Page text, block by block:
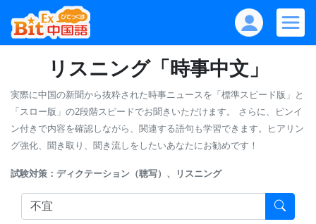
リスニング「時事中文」
実際に中国の新聞から抜粋された時事ニュースを「標準スピード版」と
「スロー版」の2段階スピードでお聞きいただけます。
さらに、ピンイ
ン付きで内容を確認しながら、関連する語句も学習できます。ヒアリン
グ強化、聞き取り、聞き流しをしたいあなたにお勧めです！
試験対策：ディクテーション（聴写）、リスニング